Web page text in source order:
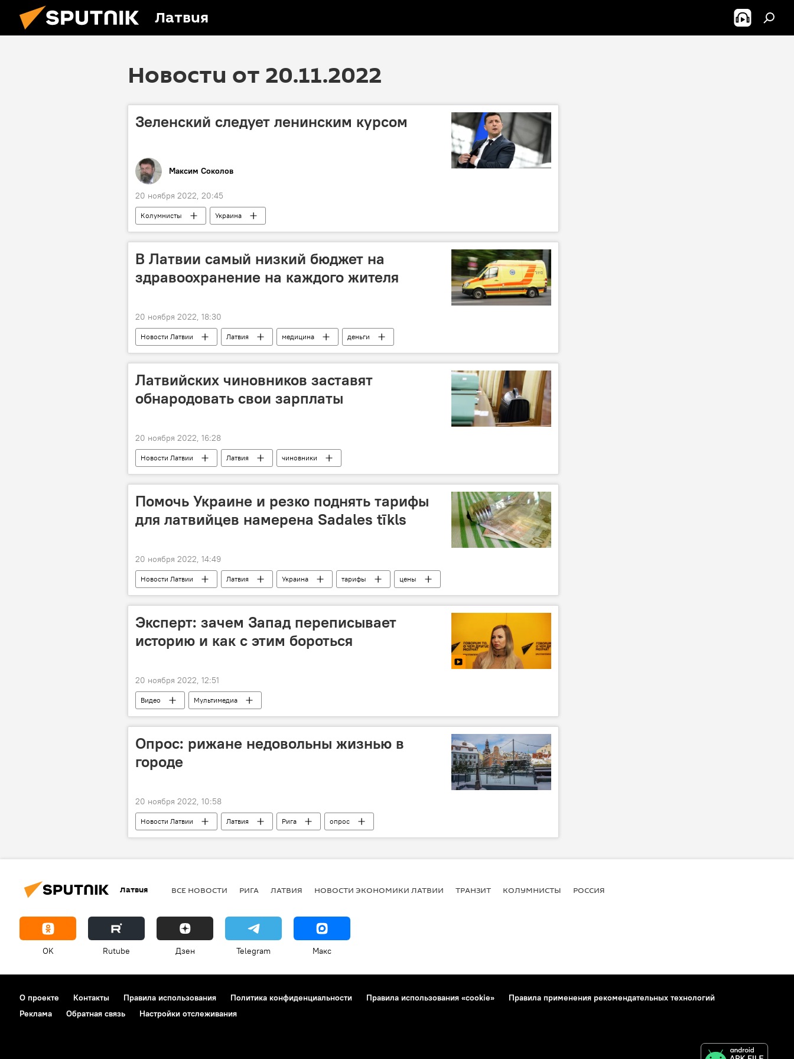
Латвия
Новости от 20.11.2022
Зеленский следует ленинским курсом
Максим Соколов
20 ноября 2022, 20:45
Колумнисты Украина
В Латвии самый низкий бюджет на
здравоохранение на каждого жителя
20 ноября 2022, 18:30
Новости Латвии Латвия медицина деньги
Латвийских чиновников заставят
обнародовать свои зарплаты
20 ноября 2022, 16:28
Новости Латвии Латвия чиновники
Помочь Украине и резко поднять тарифы
для латвийцев намерена Sadales tīkls
20 ноября 2022, 14:49
Новости Латвии Латвия Украина тарифы цены
Эксперт: зачем Запад переписывает
историю и как с этим бороться
20 ноября 2022, 12:51
Видео Мультимедиа
Опрос: рижане недовольны жизнью в
городе
20 ноября 2022, 10:58
Новости Латвии Латвия Рига опрос
Латвия ВСЕ НОВОСТИ РИГА ЛАТВИЯ НОВОСТИ ЭКОНОМИКИ ЛАТВИИ ТРАНЗИТ КОЛУМНИСТЫ РОССИЯ
OK Rutube Дзен Telegram Макс
О проекте Контакты Правила использования Политика конфиденциальности Правила использования «cookie»
Правила применения рекомендательных технологий
Реклама
Обратная связь Настройки отслеживания